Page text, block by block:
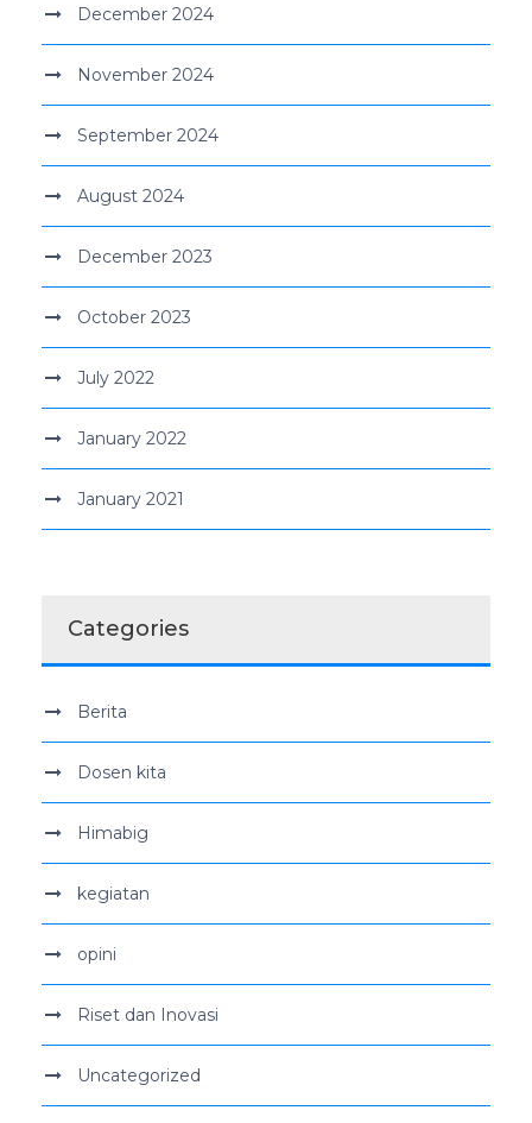
December 2024
November 2024
September 2024
August 2024
December 2023
October 2023
July 2022
January 2022
January 2021
Categories
Berita
Dosen kita
Himabig
kegiatan
opini
Riset dan Inovasi
Uncategorized